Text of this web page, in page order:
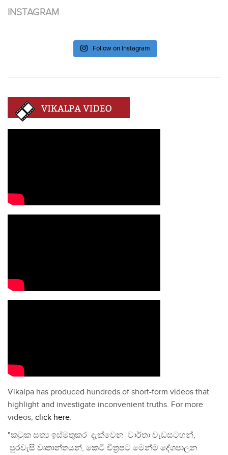
INSTAGRAM
Follow on Instagram
Vikalpa has produced hundreds of short-form videos that
highlight and investigate inconvenient truths. For more
videos, click here.
"කටුක සත්‍ය ඉස්මතුකර දැක්වෙන වාර්තා වැඩසටහන්,
පුරවැසි වෘතාන්තයන්, කෙටි චිත්‍රපට මෙන්ම දේශපාලන